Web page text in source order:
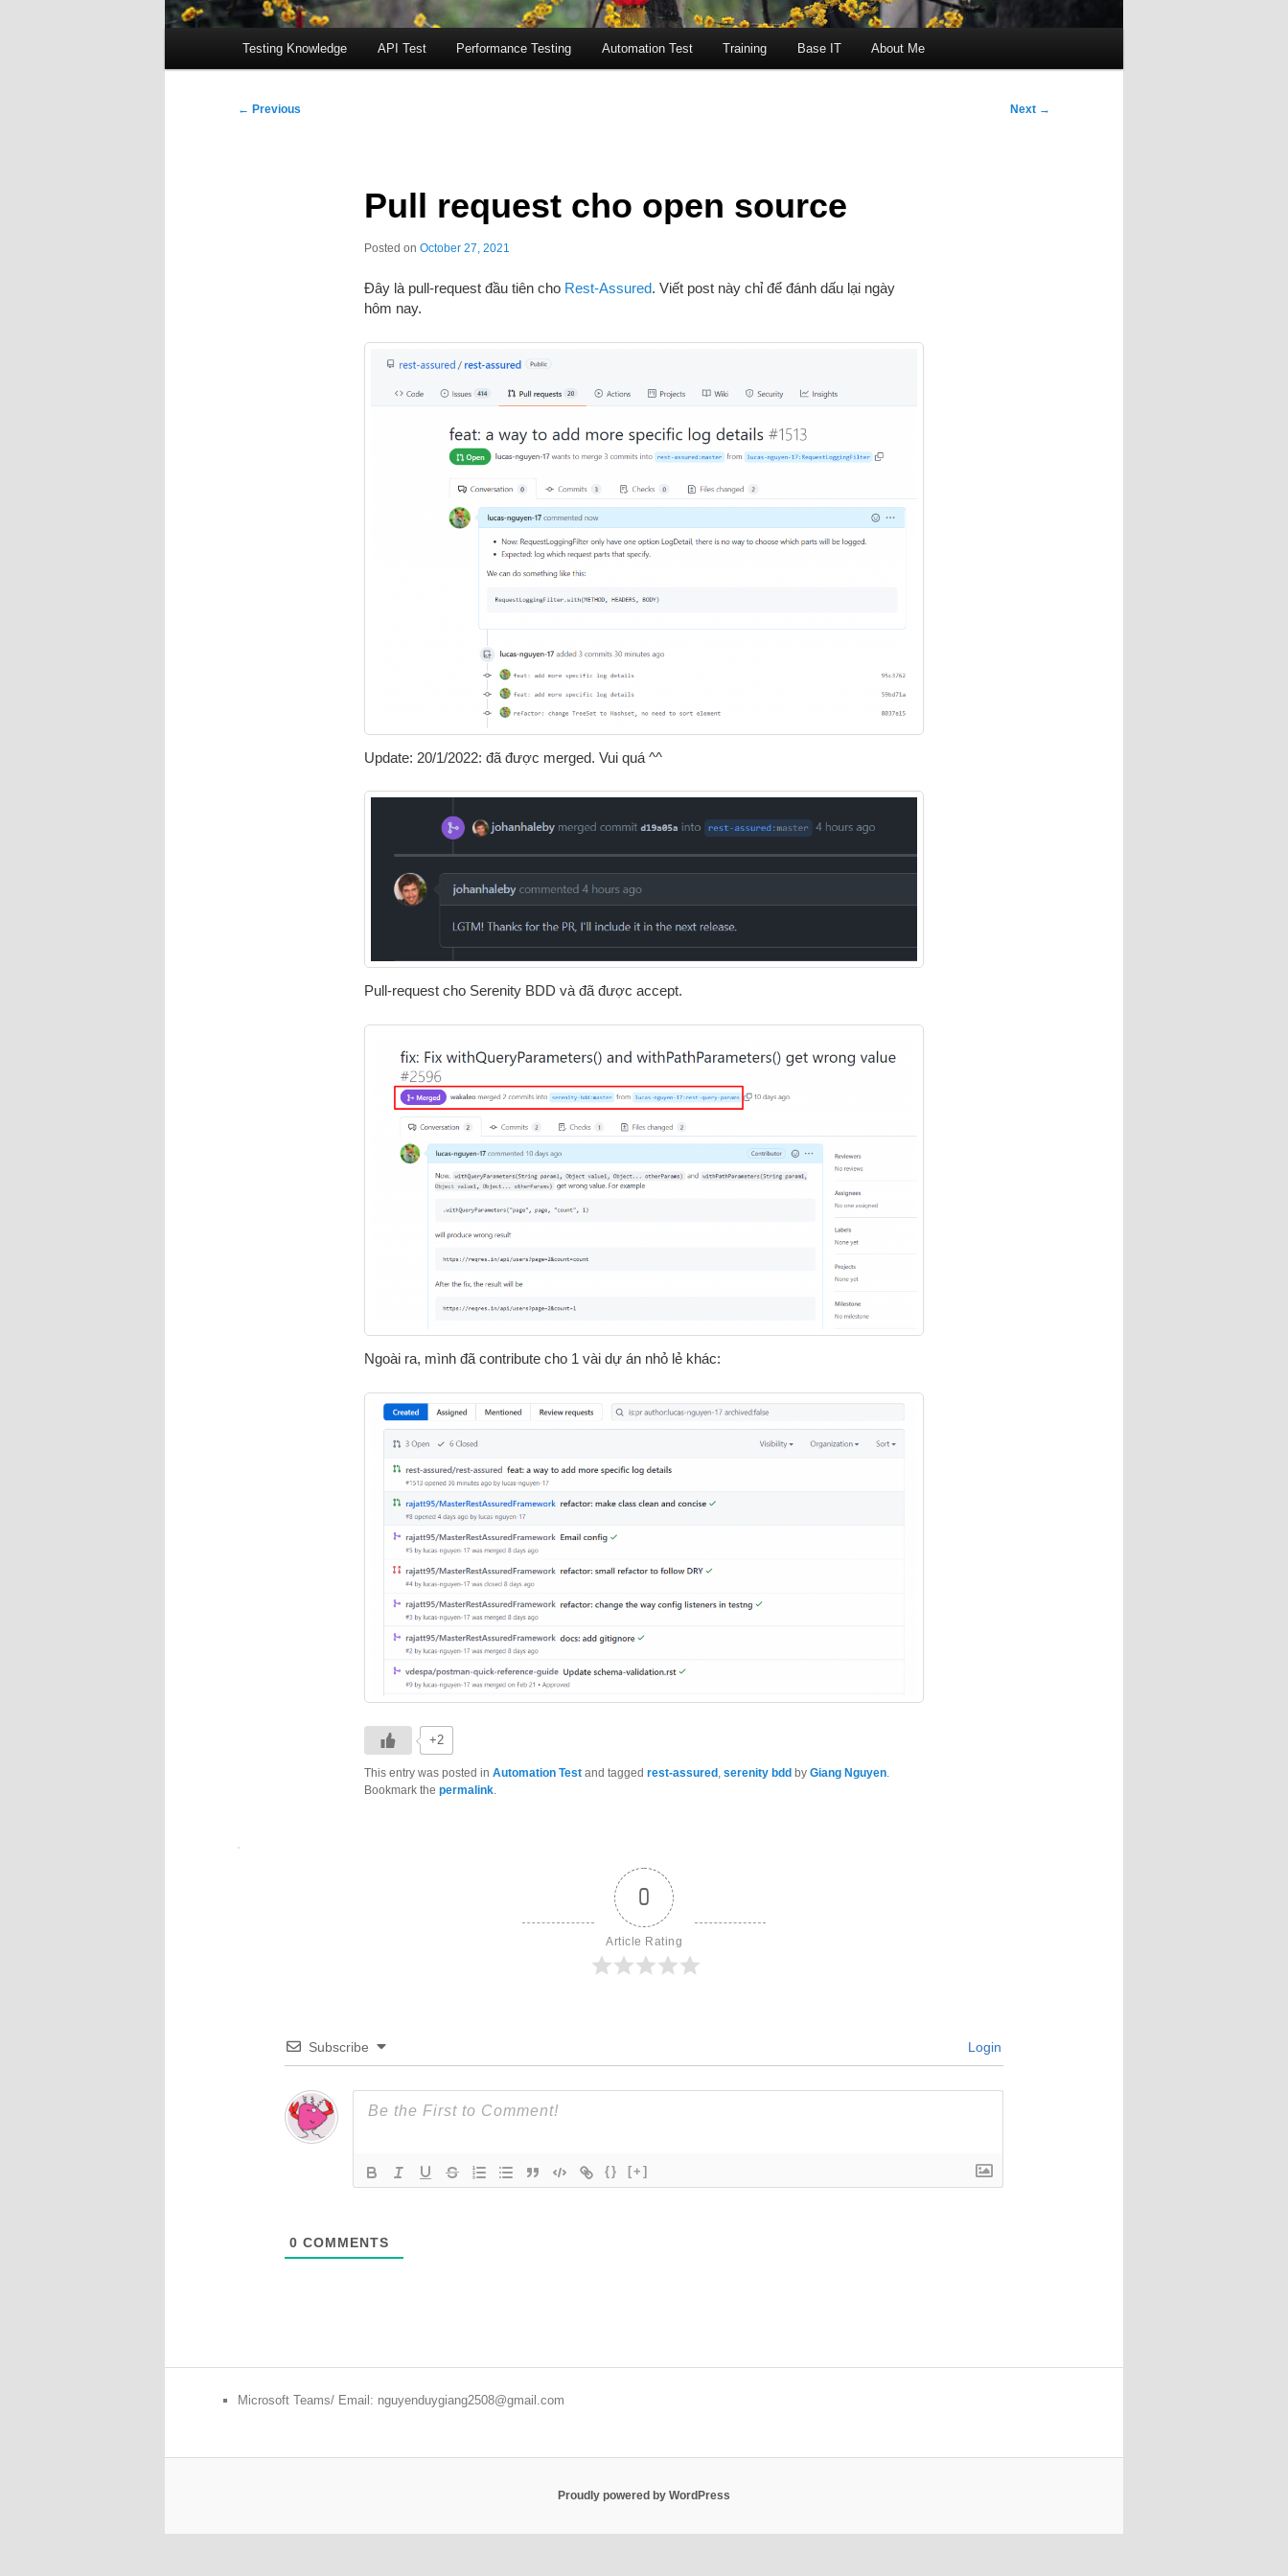
Testing Knowledge API Test Performance Testing Automation Test Training Base IT About Me
Post
← Previous Next →
Pull request cho open source
Posted on October 27, 2021
Đây là pull-request đầu tiên choRest-Assured. Viết post này chỉ để đánh dấu lại ngày
hôm nay.
Update: 20/1/2022: đã được merged. Vui quá ^^
Pull-request cho Serenity BDD và đã được accept.
Ngoài ra, mình đã contribute cho 1 vài dự án nhỏ lẻ khác:
+2
This entry was posted in Automation Testand tagged rest-assured , serenity bdd by Giang Nguyen.
Bookmark the permalink.
0
Article Rating
Subscribe Login
{} [+]
0 COMMENTS
Microsoft Teams/ Email: nguyenduygiang2508@gmail.com
Proudly powered by WordPress